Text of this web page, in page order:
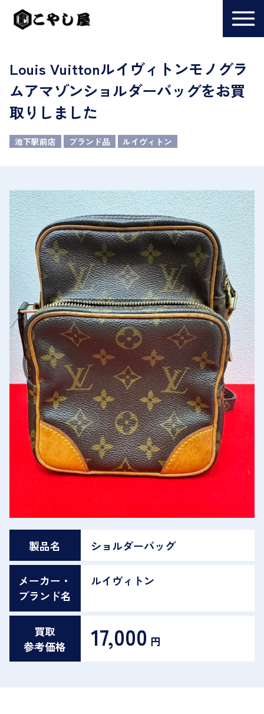
Louis Vuittonルイヴィトンモノグラ
ムアマゾンショルダーバッグをお買
取りしました
池下駅前店 ブランド品 ルイヴィトン
製品名 ショルダーバッグ
メーカー・
ブランド名
ルイヴィトン
買取
参考価格
17,000 円